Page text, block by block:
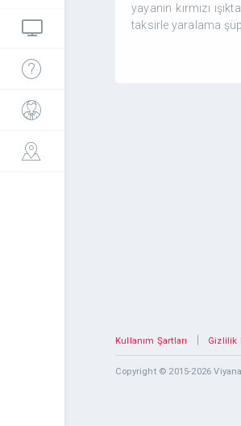
yayanın kırmızı
taksirle yaralama
Kullanım Şartları Gizlilik
Copyright © 2015-2026